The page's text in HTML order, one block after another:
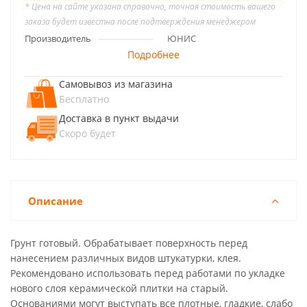
* Цена на сайте указана справочно, точная стоимость вашего
заказа будет известна после подтверждения менеджером
Производитель ЮНИС
Подробнее
Самовывоз из магазина
Бесплатно
Доставка в пункт выдачи
Скоро будет
Описание
Грунт готовый. Обрабатывает поверхность перед
нанесением различных видов штукатурки, клея.
Рекомендовано использовать перед работами по укладке
нового слоя керамической плитки на старый.
Основаниями могут выступать все плотные, гладкие, слабо